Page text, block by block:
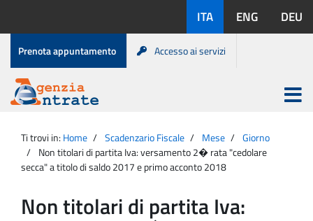
contenuto
disponibili:
ITA ENG DEU
Menu
di
servizio
Prenota appuntamento Accesso ai servizi
Agenzia
Entrate
Apri
menu
principale
Ti trovi in: Home Scadenzario Fiscale Mese
Giorno
Non titolari di partita Iva: versamento 2� rata "cedolare
secca" a titolo di saldo 2017 e primo acconto 2018
Non titolari di partita Iva: